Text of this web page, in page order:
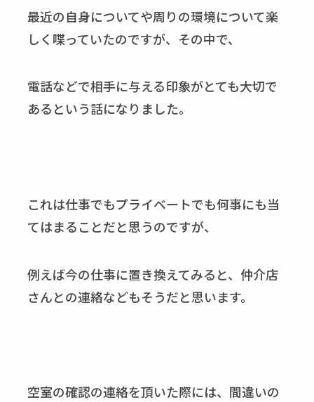
最近の自身についてや周りの環境について楽
しく喋っていたのですが、その中で、
電話などで相手に与える印象がとても大切で
あるという話になりました。
これは仕事でもプライベートでも何事にも当
てはまることだと思うのですが、
例えば今の仕事に置き換えてみると、仲介店
さんとの連絡などもそうだと思います。
空室の確認の連絡を頂いた際には、間違いの